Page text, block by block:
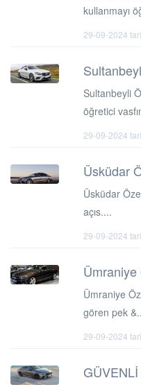
kullanmayı
29-09-2024
Sultanbeyli
öğretici
29-09-2024
Üsküdar
Üsküdar
açıs....
29-09-2024
Ümraniye
gören pek
29-09-2024